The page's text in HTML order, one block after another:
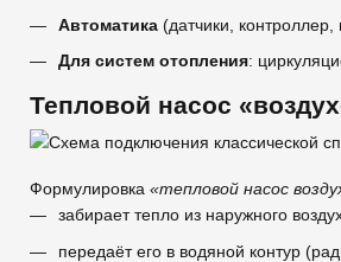
Автоматика (датчики,
Для систем отопления:
Тепловой насос
Формулировка «тепловой насос
забирает тепло из наружного
передаёт его в водяной контур